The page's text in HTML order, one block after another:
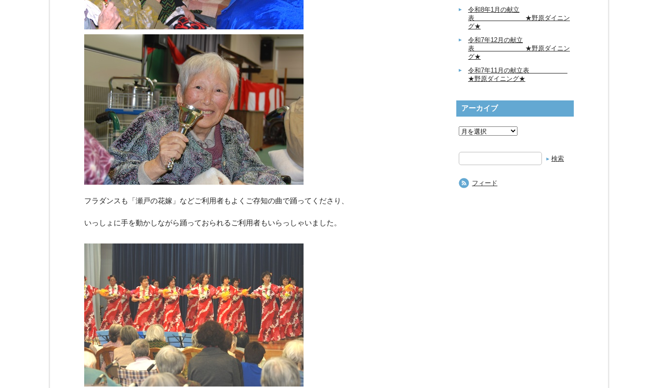
フラダンスも「瀬戸の花嫁」などご利用者もよくご存知の曲で踊ってくださり、
いっしょに手を動かしながら踊っておられるご利用者もいらっしゃいました。
令和8年1月の献立
表 ★野原ダイニン
グ★
令和7年12月の献立
表 ★野原ダイニン
グ★
令和7年11月の献立表
★野原ダイニング★
アーカイブ
索
フィード